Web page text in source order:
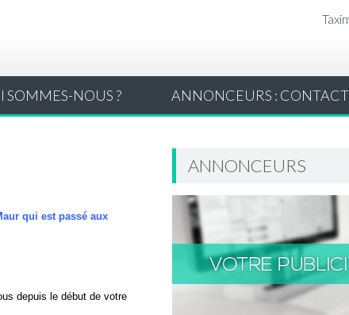
SOMMES-NOUS ? ANNONCEURS :
qui est passé aux
depuis le début de votre
ANNONCEURS